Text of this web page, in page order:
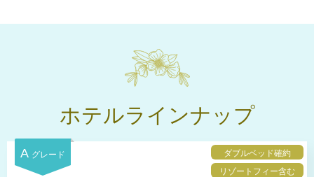
ホテルラインナップ
ダブルベッド確約
リゾートフィー含む
A グレード